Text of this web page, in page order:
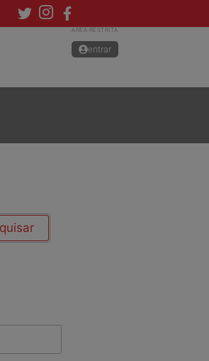
ÁREA RESTRITA
entrar